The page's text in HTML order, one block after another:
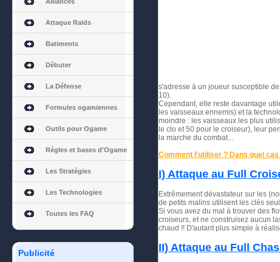
Attaque Raids
Batiments
Débuter
La Défense
Formules ogamiennes
Outils pour Ogame
Régles et bases d'Ogame
Les Stratégies
Les Technologies
Toutes les FAQ
Publicité
s'adresse à un joueur susceptible
10).
Cependant, elle reste davantage
les vaisseaux ennemis) et la
moindre : les vaisseaux les plus
le clo et 50 pour le croiseur), leur
la marche du combat...
Comment l'utiliser ? Dans quel
I) Attaque au Full
Extrêmement dévastateur sur les
de petits malins utilisent les clés
Si vous avez du mal à trouver des
croiseurs, et ne construisez aucun
chaud !! D'autant plus simple à
II) Attaque au Full